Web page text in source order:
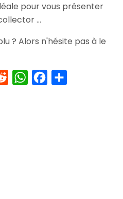
pour vous présenter
…
? Alors n'hésite pas à le
RedditWhatsAppFacebook